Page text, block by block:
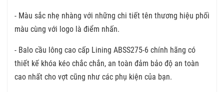
- Màu sắc nhẹ nhàng với những chi tiết tên thương hiệu phối
màu cùng với logo là điểm nhấn.
- Balo cầu lông cao cấp Lining ABSS275-6 chính hãng có
thiết kế khóa kéo chắc chắn, an toàn đảm bảo độ an toàn
cao nhất cho vợt cũng như các phụ kiện của bạn.